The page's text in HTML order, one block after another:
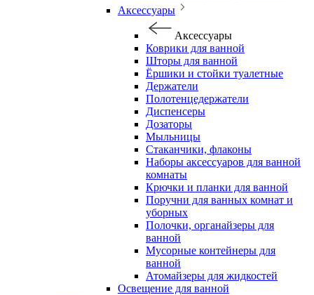
Аксессуары
Аксессуары
Коврики для ванной
Шторы для ванной
Ёршики и стойки туалетные
Держатели
Полотенцедержатели
Диспенсеры
Дозаторы
Мыльницы
Стаканчики, флаконы
Наборы аксессуаров для ванной
комнаты
Крючки и планки для ванной
Поручни для ванных комнат и
уборных
Полочки, органайзеры для
ванной
Мусорные контейнеры для
ванной
Атомайзеры для жидкостей
Освещение для ванной